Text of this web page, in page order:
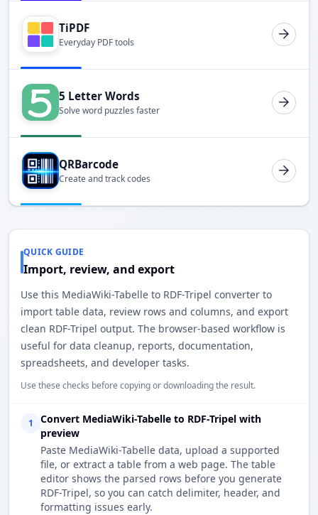
TiPDF
Everyday PDF tools
5 Letter Words
Solve word puzzles faster
QRBarcode
Create and track codes
QUICK GUIDE
Import, review, and export
Use this MediaWiki-Tabelle to RDF-Tripel converter to
import table data, review rows and columns, and export
clean RDF-Tripel output. The browser-based workflow is
useful for data cleanup, reports, documentation,
spreadsheets, and developer tasks.
Use these checks before copying or downloading the result.
1
Convert MediaWiki-Tabelle to RDF-Tripel with
preview
Paste MediaWiki-Tabelle data, upload a supported
file, or extract a table from a web page. The table
editor shows the parsed rows before you generate
RDF-Tripel, so you can catch delimiter, header, and
formatting issues early.